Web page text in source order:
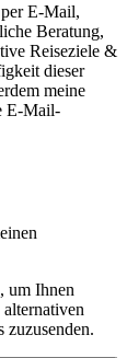
E-Mail,
Beratung,
Reiseziele &
dieser
meine
E-Mail-
um Ihnen
zuzusenden.